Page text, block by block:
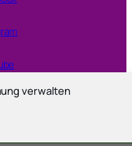
verwalten